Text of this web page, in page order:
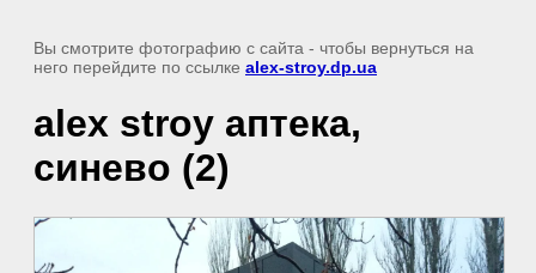
Вы смотрите фотографию с сайта - чтобы вернуться на
него перейдите по ссылке alex-stroy.dp.ua
alex stroy аптека,
синево (2)